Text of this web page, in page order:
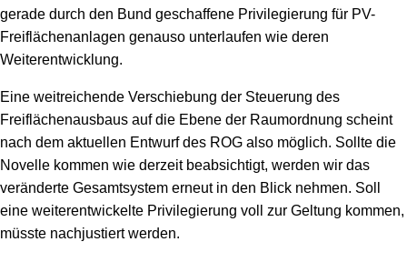
gerade durch den Bund geschaffene Privilegierung für PV-
Freiflächenanlagen genauso unterlaufen wie deren
Weiterentwicklung.
Eine weitreichende Verschiebung der Steuerung des
Freiflächenausbaus auf die Ebene der Raumordnung scheint
nach dem aktuellen Entwurf des ROG also möglich. Sollte die
Novelle kommen wie derzeit beabsichtigt, werden wir das
veränderte Gesamtsystem erneut in den Blick nehmen. Soll
eine weiterentwickelte Privilegierung voll zur Geltung kommen,
müsste nachjustiert werden.